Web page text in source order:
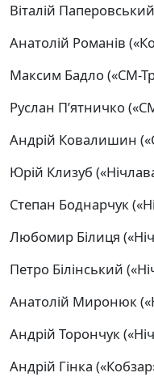
Віталій
Анатолій Романів
Максим Бадло («СМ-
Руслан П’ятничко
Андрій Ковалишин
Юрій Клизуб
Степан Боднарчук
Любомир Білиця
Петро Білінський
Анатолій Миронюк
Андрій Торончук
Андрій Гінка